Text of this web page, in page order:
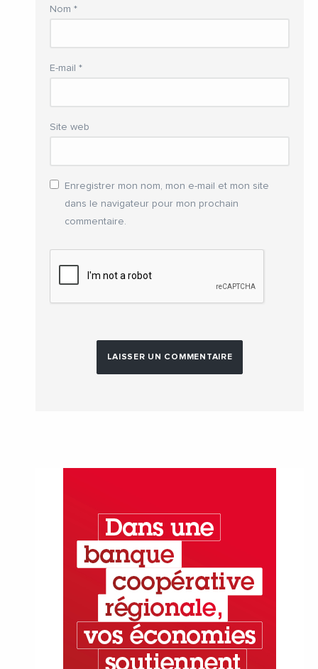
Nom *
E-mail *
Site web
Enregistrer mon nom, mon e-mail et mon site
dans le navigateur pour mon prochain
commentaire.